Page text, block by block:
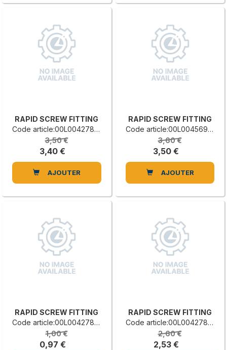
RAPID SCREW FITTING
Code article:00L0042786H
3,50 €
3,40 €
AJOUTER
RAPID SCREW FITTING
Code article:00L0045699G
3,60 €
3,50 €
AJOUTER
RAPID SCREW FITTING
Code article:00L0042785F
1,00 €
0,97 €
RAPID SCREW FITTING
Code article:00L0042789E
2,60 €
2,53 €